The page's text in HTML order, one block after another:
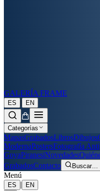
GALERÍA FRAME
ES | EN
Categorías
MapasGrabadosLibrosDibujos
ModernaPostersFotografía
GoyaPiranesiNovedades
GrabadosContacto Buscar…
Menú
ES |
EN